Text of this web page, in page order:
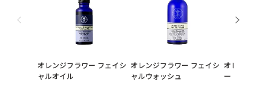
オレンジフラワー フェイシ
ャルオイル
オレンジフラワー フェイシ
ャルウォッシュ
オレンジフラ
ー